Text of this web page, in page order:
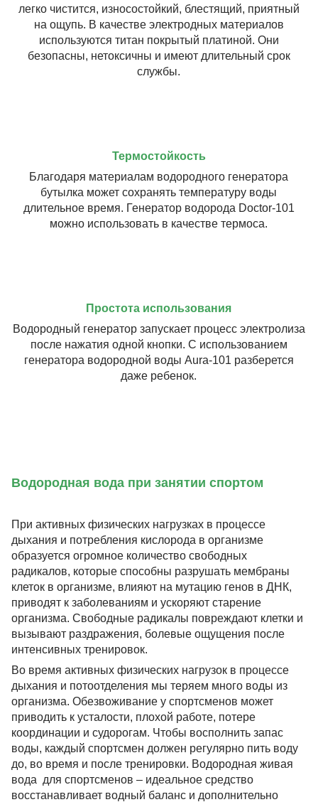
легко чистится, износостойкий, блестящий, приятный
на ощупь. В качестве электродных материалов
используются титан покрытый платиной. Они
безопасны, нетоксичны и имеют длительный срок
службы.
Термостойкость
Благодаря материалам водородного генератора
бутылка может сохранять температуру воды
длительное время. Генератор водорода Doctor-101
можно использовать в качестве термоса.
Простота использования
Водородный генератор запускает процесс электролиза
после нажатия одной кнопки. С использованием
генератора водородной воды Aura-101 разберется
даже ребенок.
Водородная вода при занятии спортом
При активных физических нагрузках в процессе
дыхания и потребления кислорода в организме
образуется огромное количество свободных
радикалов, которые способны разрушать мембраны
клеток в организме, влияют на мутацию генов в ДНК,
приводят к заболеваниям и ускоряют старение
организма. Свободные радикалы повреждают клетки и
вызывают раздражения, болевые ощущения после
интенсивных тренировок.
Во время активных физических нагрузок в процессе
дыхания и потоотделения мы теряем много воды из
организма. Обезвоживание у спортсменов может
приводить к усталости, плохой работе, потере
координации и судорогам. Чтобы восполнить запас
воды, каждый спортсмен должен регулярно пить воду
до, во время и после тренировки. Водородная живая
вода для спортсменов – идеальное средство
восстанавливает водный баланс и дополнительно